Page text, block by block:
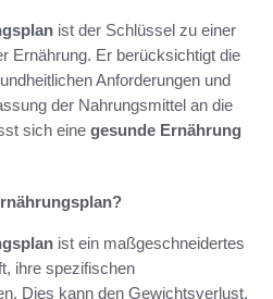
ist der Schlüssel zu einer
Ernährung. Er berücksichtigt die
Anforderungen und
der Nahrungsmittel an die
sich eine gesunde Ernährung
ist ein maßgeschneidertes
ihre spezifischen
Dies kann den Gewichtsverlust,